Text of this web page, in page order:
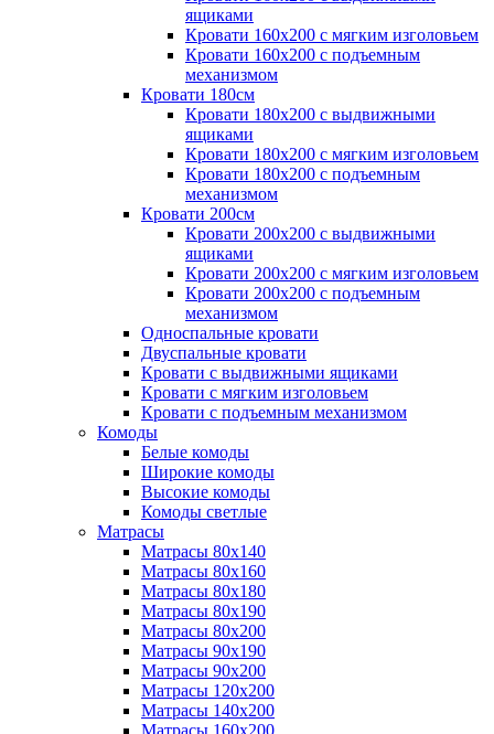
ящиками
Кровати 160х200 с мягким изголовьем
Кровати 160х200 с подъемным
механизмом
Кровати 180см
Кровати 180х200 с выдвижными
ящиками
Кровати 180х200 с мягким изголовьем
Кровати 180х200 с подъемным
механизмом
Кровати 200см
Кровати 200х200 с выдвижными
ящиками
Кровати 200х200 с мягким изголовьем
Кровати 200х200 с подъемным
механизмом
Односпальные кровати
Двуспальные кровати
Кровати с выдвижными ящиками
Кровати с мягким изголовьем
Кровати с подъемным механизмом
Комоды
Белые комоды
Широкие комоды
Высокие комоды
Комоды светлые
Матрасы
Матрасы 80х140
Матрасы 80х160
Матрасы 80х180
Матрасы 80х190
Матрасы 80х200
Матрасы 90х190
Матрасы 90х200
Матрасы 120х200
Матрасы 140х200
Матрасы 160х200